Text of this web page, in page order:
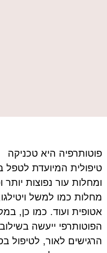
פוטותרפיה היא טכניקה
טיפולית המיועדת לטפל
ומחלות עור נפוצות
מחלות כמו למשל
אטופית ועוד. כמו כן,
הפוטותרפי ייעשה
הרגישים לאור, לטיפול